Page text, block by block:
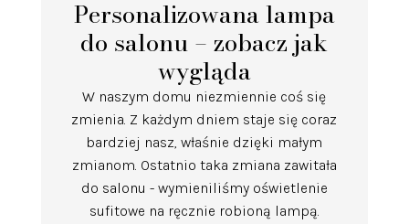
Personalizowana lampa
do salonu – zobacz jak
wygląda
W naszym domu niezmiennie coś się
zmienia. Z każdym dniem staje się coraz
bardziej nasz, właśnie dzięki małym
zmianom. Ostatnio taka zmiana zawitała
do salonu - wymieniliśmy oświetlenie
sufitowe na ręcznie robioną lampą.